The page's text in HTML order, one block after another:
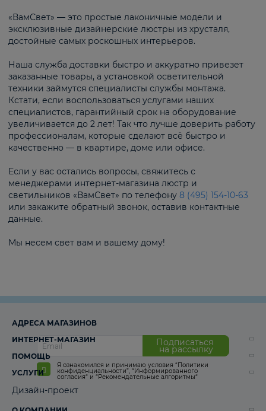
«ВамСвет» — это простые лаконичные модели и
эксклюзивные дизайнерские люстры из хрусталя,
достойные самых роскошных интерьеров.
Наша служба доставки быстро и аккуратно привезет
заказанные товары, а установкой осветительной
техники займутся специалисты службы монтажа.
Кстати, если воспользоваться услугами наших
специалистов, гарантийный срок на оборудование
увеличивается до 2 лет! Так что лучше доверить работу
профессионалам, которые сделают всё быстро и
качественно — в квартире, доме или офисе.
Если у вас остались вопросы, свяжитесь с
менеджерами интернет-магазина люстр и
светильников «ВамСвет» по телефону 8 (495) 154-10-63
или закажите обратный звонок, оставив контактные
данные.
Мы несем свет вам и вашему дому!
Подписаться
на рассылку
Я ознакомился и принимаю условия “Политики
конфиденциальности”, “Информированного
согласия“ и “Рекомендательные алгоритмы“
АДРЕСА МАГАЗИНОВ
ИНТЕРНЕТ-МАГАЗИН
ПОМОЩЬ
УСЛУГИ
Дизайн-проект